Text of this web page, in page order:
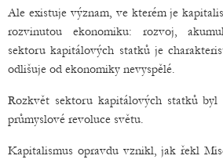
Ale existuje význam, ve kterém je
rozvinutou ekonomiku: rozvoj,
sektoru kapitálových statků je
odlišuje od ekonomiky nevyspělé.
Rozkvět sektoru kapitálových statků byl
průmyslové revoluce světu.
Kapitalismus opravdu vznikl, jak řekl